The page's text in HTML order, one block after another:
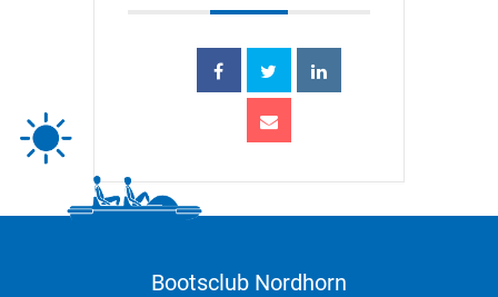
Bootsclub Nordhorn